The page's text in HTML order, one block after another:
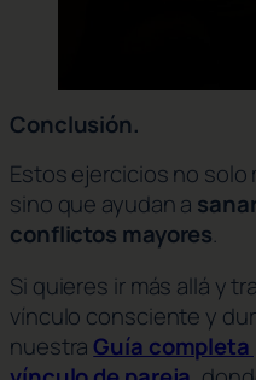
Conclusión.
Estos ejercicios no solo
sino que ayudan a
conflictos mayores.
Si quieres ir más allá y
vínculo consciente y
nuestra Guía